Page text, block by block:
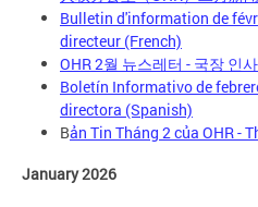
Bulletin d'information de
directeur (French)
OHR 2월 뉴스레터 - 국장 인
Boletín Informativo de
directora (Spanish)
Bản Tin Tháng 2 của OHR -
January 2026